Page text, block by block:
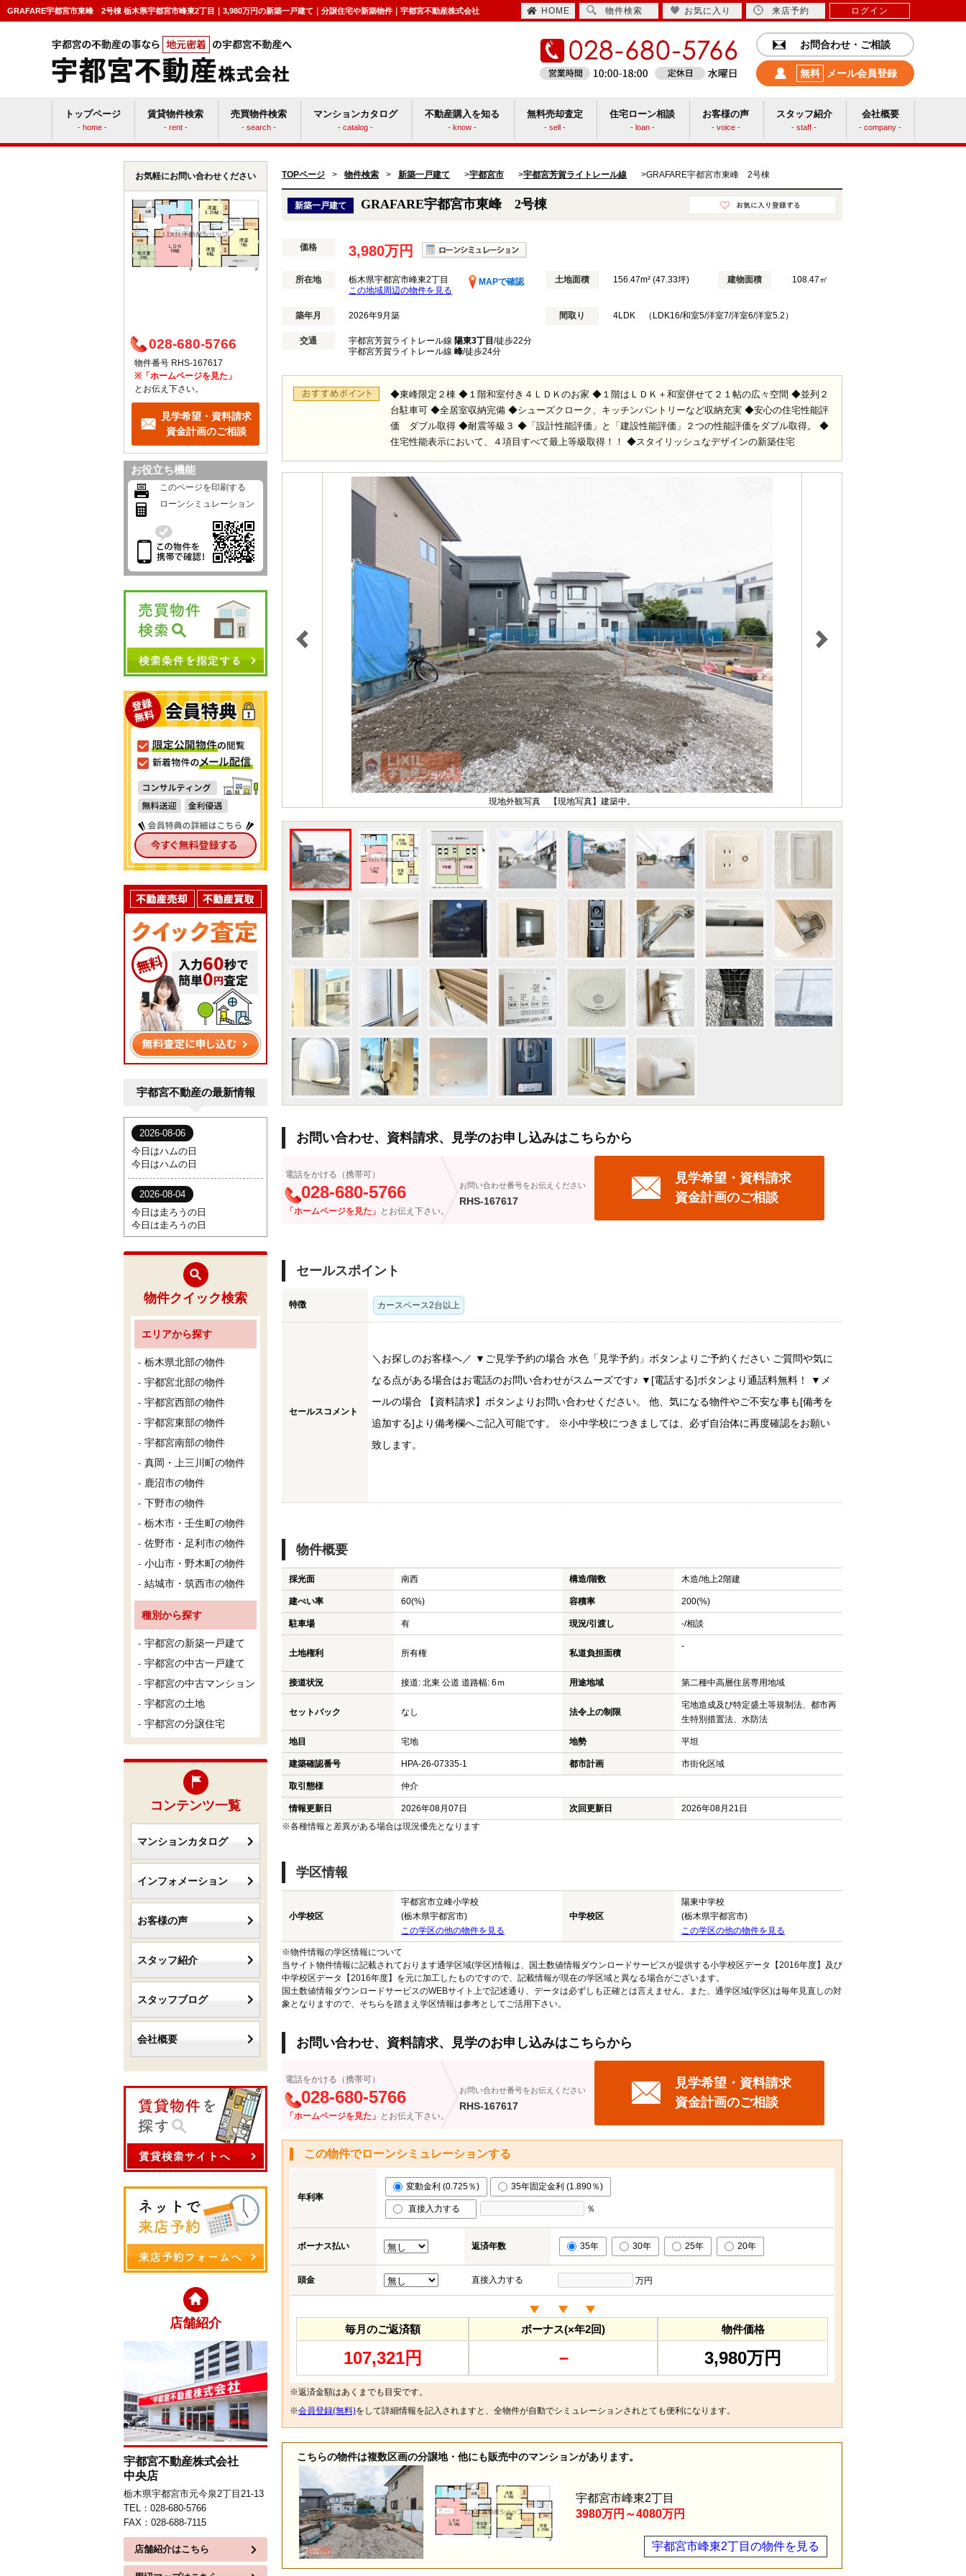
GRAFARE宇都宮市東峰 2号棟 栃木県宇都宮市峰東2丁目｜3,980万円の新築一戸建て｜分譲住宅や新築物件｜宇都宮不動産株式会社 HOME 物件検索 お気に入り 来店予約 ログイン
お問合わせ・ご相談
無料 メール会員登録
トップページ
- home -
賃貸物件検索
- rent -
売買物件検索
- search -
マンションカタログ
- catalog -
不動産購入を知る
- know -
賃貸vs持ち家
無料売却査定
- sell -
住宅ローン相談
- loan -
お客様の声
- voice -
スタッフ紹介
- staff -
会社概要
- company -
TOPページ > 物件検索 > 新築一戸建て >宇都宮市 >宇都宮芳賀ライトレール線 >GRAFARE宇都宮市東峰 2号棟
新築一戸建て GRAFARE宇都宮市東峰 2号棟
価格 3,980万円
所在地 栃木県宇都宮市峰東2丁目
MAPで確認
この地域周辺の物件を見る
土地面積 156.47m² (47.33坪) 建物面積 108.47㎡
築年月 2026年9月築 間取り 4LDK （LDK16/和室5/洋室7/洋室6/洋室5.2）
交通 宇都宮芳賀ライトレール線 陽東3丁目 /徒歩22分
宇都宮芳賀ライトレール線 峰/徒歩24分
◆東峰限定２棟 ◆１階和室付き４ＬＤＫのお家 ◆１階はＬＤＫ＋和室併せて２１帖の広々空間 ◆並列２
台駐車可 ◆全居室収納完備 ◆シューズクローク、キッチンパントリーなど収納充実 ◆安心の住宅性能評
価 ダブル取得 ◆耐震等級３ ◆「設計性能評価」と「建設性能評価」２つの性能評価をダブル取得。 ◆
住宅性能表示において、４項目すべて最上等級取得！！ ◆スタイリッシュなデザインの新築住宅
現地外観写真 【現地写真】建築中。
お問い合わせ、資料請求、見学のお申し込みはこちらから
電話をかける（携帯可）
028-680-5766
「ホームページを見た」 とお伝え下さい。
お問い合わせ番号をお伝えください
RHS-167617
見学希望・資料請求
資金計画のご相談
セールスポイント
特徴 カースペース2台以上
セールスコメント
＼お探しのお客様へ／ ▼ご見学予約の場合 水色「見学予約」ボタンよりご予約ください ご質問や気に
なる点がある場合はお電話のお問い合わせがスムーズです♪ ▼[電話する]ボタンより通話料無料！ ▼メ
ールの場合 【資料請求】ボタンよりお問い合わせください。 他、気になる物件やご不安な事も[備考を
追加する]より備考欄へご記入可能です。 ※小中学校につきましては、必ず自治体に再度確認をお願い
致します。
物件概要
採光面 南西 構造/階数 木造/地上2階建
建ぺい率 60(%) 容積率 200(%)
駐車場 有 現況/引渡し -/相談
土地権利 所有権 私道負担面積
-
接道状況 接道: 北東 公道 道路幅: 6ｍ 用途地域 第二種中高層住居専用地域
セットバック なし 法令上の制限
宅地造成及び特定盛土等規制法、都市再
生特別措置法、水防法
地目 宅地 地勢 平坦
建築確認番号 HPA-26-07335-1 都市計画 市街化区域
取引態様 仲介
情報更新日 2026年08月07日 次回更新日
2026年08月21日
※各種情報と差異がある場合は現況優先となります
学区情報
小学校区
宇都宮市立峰小学校
(栃木県宇都宮市)
この学区の他の物件を見る
中学校区
陽東中学校
(栃木県宇都宮市)
この学区の他の物件を見る
※物件情報の学区情報について
当サイト物件情報に記載されております通学区域(学区)情報は、国土数値情報ダウンロードサービスが提供する小学校区データ【2016年度】及び
中学校区データ【2016年度】を元に加工したものですので、記載情報が現在の学区域と異なる場合がございます。
国土数値情報ダウンロードサービスのWEBサイト上で記述通り、データは必ずしも正確とは言えません。また、通学区域(学区)は毎年見直しの対
象となりますので、そちらを踏まえ学区情報は参考としてご活用下さい。
お問い合わせ、資料請求、見学のお申し込みはこちらから
電話をかける（携帯可）
028-680-5766
「ホームページを見た」 とお伝え下さい。
お問い合わせ番号をお伝えください
RHS-167617
見学希望・資料請求
資金計画のご相談
この物件でローンシミュレーションする
年利率
変動金利 (0.725％) 35年固定金利 (1.890％)
直接入力する ％
ボーナス払い 返済年数 35年 30年 25年 20年
頭金 直接入力する 万円
毎月のご返済額
107,321円
ボーナス(×年2回)
－
物件価格
3,980万円
※返済金額はあくまでも目安です。
※会員登録(無料)をして詳細情報を記入されますと、全物件が自動でシミュレーションされとても便利になります。
こちらの物件は複数区画の分譲地・他にも販売中のマンションがあります。
宇都宮市峰東2丁目の物件を見る
宇都宮市峰東2丁目
3980万円～4080万円
お気軽にお問い合わせください
028-680-5766
物件番号 RHS-167617
※「ホームページを見た」
とお伝え下さい。
見学希望・資料請求
資金計画のご相談
お役立ち機能
このページを印刷する
ローンシミュレーション
宇都宮不動産の最新情報
物件クイック検索
エリアから探す
栃木県北部の物件
宇都宮北部の物件
宇都宮西部の物件
宇都宮東部の物件
宇都宮南部の物件
真岡・上三川町の物件
鹿沼市の物件
下野市の物件
栃木市・壬生町の物件
佐野市・足利市の物件
小山市・野木町の物件
結城市・筑西市の物件
種別から探す
宇都宮の新築一戸建て
宇都宮の中古一戸建て
宇都宮の中古マンション
宇都宮の土地
宇都宮の分譲住宅
コンテンツ一覧
マンションカタログ
インフォメーション
お客様の声
スタッフ紹介
スタッフブログ
会社概要
店舗紹介
宇都宮不動産株式会社
中央店
栃木県宇都宮市元今泉2丁目21-13
TEL：028-680-5766
FAX：028-688-7115
店舗紹介はこちら